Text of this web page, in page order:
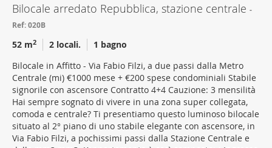
Bilocale arredato Repubblica, stazione centrale
Ref: 020B
52 m2 2 locali.
1 bagno
Bilocale in Affitto - Via Fabio Filzi, a due passi dalla Metro
Centrale (mi) €1000 mese + €200 spese condominiali Stabile
signorile con ascensore Contratto 4+4 Cauzione: 3 mensilità
Hai sempre sognato di vivere in una zona super collegata,
comoda e centrale? Ti presentiamo questo luminoso bilocale
situato al 2° piano di uno stabile elegante con ascensore, in
Via Fabio Filzi, a pochissimi passi dalla Stazione Centrale e